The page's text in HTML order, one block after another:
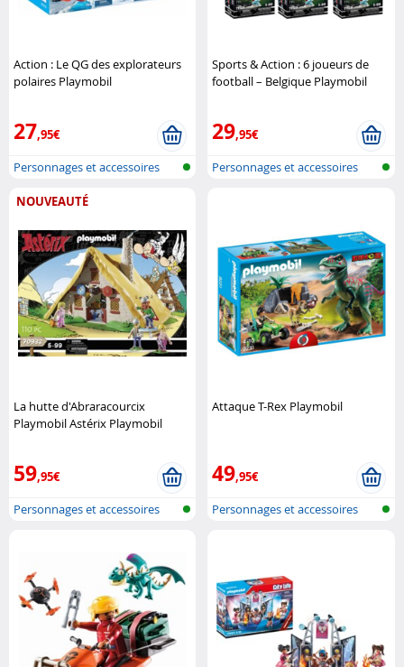
Action : Le QG des explorateurs
polaires Playmobil
27,95€
Personnages et accessoires
Sports & Action : 6 joueurs de
football – Belgique Playmobil
29,95€
Personnages et accessoires
NOUVEAUTÉ
La hutte d'Abraracourcix
Playmobil Astérix Playmobil
59,95€
Personnages et accessoires
Attaque T-Rex Playmobil
49,95€
Personnages et accessoires